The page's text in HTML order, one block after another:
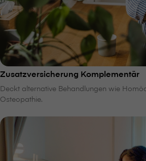
Zusatzversicherung Komplementär
Deckt alternative Behandlungen wie
Osteopathie.